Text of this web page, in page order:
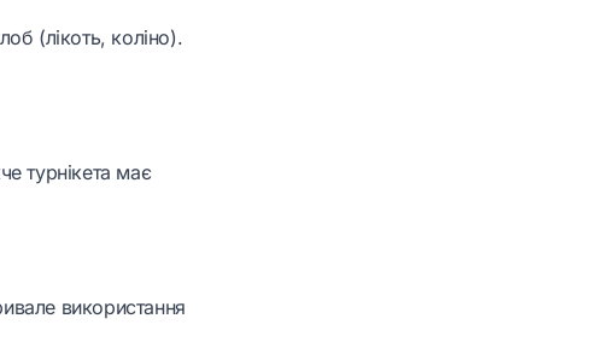
(лікоть, коліно).
турнікета має
використання